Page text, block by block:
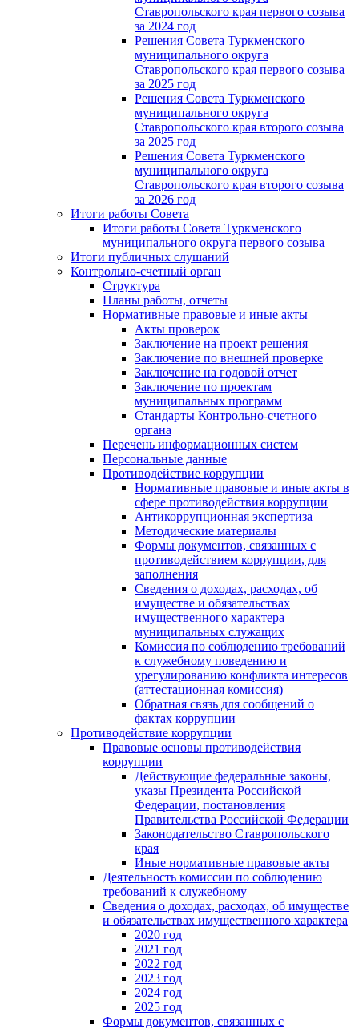
Ставропольского края первого созыва
за 2024 год
Решения Совета Туркменского
муниципального округа
Ставропольского края первого созыва
за 2025 год
Решения Совета Туркменского
муниципального округа
Ставропольского края второго созыва
за 2025 год
Решения Совета Туркменского
муниципального округа
Ставропольского края второго созыва
за 2026 год
Итоги работы Совета
Итоги работы Совета Туркменского
муниципального округа первого созыва
Итоги публичных слушаний
Контрольно-счетный орган
Структура
Планы работы, отчеты
Нормативные правовые и иные акты
Акты проверок
Заключение на проект решения
Заключение по внешней проверке
Заключение на годовой отчет
Заключение по проектам
муниципальных программ
Стандарты Контрольно-счетного
органа
Перечень информационных систем
Персональные данные
Противодействие коррупции
Нормативные правовые и иные акты в
сфере противодействия коррупции
Антикоррупционная экспертиза
Методические материалы
Формы документов, связанных с
противодействием коррупции, для
заполнения
Сведения о доходах, расходах, об
имуществе и обязательствах
имущественного характера
муниципальных служащих
Комиссия по соблюдению требований
к служебному поведению и
урегулированию конфликта интересов
(аттестационная комиссия)
Обратная связь для сообщений о
фактах коррупции
Противодействие коррупции
Правовые основы противодействия
коррупции
Действующие федеральные законы,
указы Президента Российской
Федерации, постановления
Правительства Российской Федерации
Законодательство Ставропольского
края
Иные нормативные правовые акты
Деятельность комиссии по соблюдению
требований к служебному
Сведения о доходах, расходах, об имуществе
и обязательствах имущественного характера
2020 год
2021 год
2022 год
2023 год
2024 год
2025 год
Формы документов, связанных с